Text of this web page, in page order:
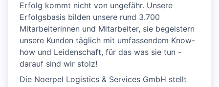
Erfolg kommt nicht von ungefähr. Unsere
Erfolgsbasis bilden unsere rund 3.700
Mitarbeiterinnen und Mitarbeiter, sie begeistern
unsere Kunden täglich mit umfassendem Know-
how und Leidenschaft, für das was sie tun -
darauf sind wir stolz!
Die Noerpel Logistics & Services GmbH stellt